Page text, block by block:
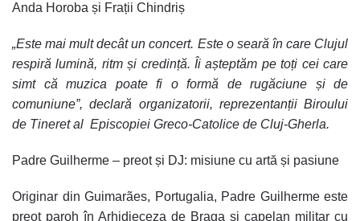
Anda Horoba și Frații Chindriș
„Este mai mult decât un concert. Este o seară în care Clujul
respiră lumină, ritm și credință. Îi așteptăm pe toți cei care
simt că muzica poate fi o formă de rugăciune și de
comuniune”, declară organizatorii, reprezentanții Biroului
de Tineret al Episcopiei Greco-Catolice de Cluj-Gherla.
Padre Guilherme – preot și DJ: misiune cu artă și pasiune
Originar din Guimarães, Portugalia, Padre Guilherme este
preot paroh în Arhidieceza de Braga și capelan militar cu